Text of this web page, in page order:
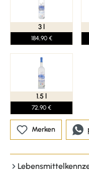
3 l
184,90 €
1.5 l
72,90 €
Merken